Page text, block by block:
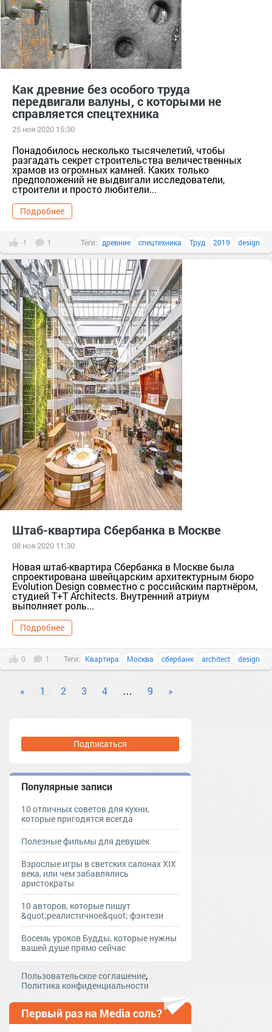
Как древние без особого труда
передвигали валуны, с которыми не
справляется спецтехника
25 ноя 2020 15:30
Понадобилось несколько тысячелетий, чтобы
разгадать секрет строительства величественных
храмов из огромных камней. Каких только
предположений не выдвигали исследователи,
строители и просто любители...
Подробнее
-1 1 Теги: древние спецтехника Труд 2019 design
Штаб-квартира Сбербанка в Москве
08 ноя 2020 11:30
Новая штаб-квартира Сбербанка в Москве была
спроектирована швейцарским архитектурным бюро
Evolution Design совместно с российским партнёром,
студией T+T Architects. Внутренний атриум
выполняет роль...
Подробнее
0 1 Теги: Квартира Москва сбербанк architect design
« 1 2 3 4 … 9 »
Подписаться
Популярные записи
10 отличных советов для кухни,
которые пригодятся всегда
Полезные фильмы для девушек
Взрослые игры в светских салонах XIX
века, или чем забавлялись
аристократы
10 авторов, которые пишут
&quot;реалистичное&quot; фэнтези
Восемь уроков Будды, которые нужны
вашей душе прямо сейчас
Пользовательское соглашение,
Политика конфиденциальности
Первый раз на Media соль?